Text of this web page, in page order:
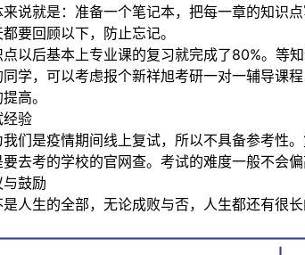
来说就是：准备一个笔记本，把每一章的知识
要回顾以下，防止忘记。
点以后基本上专业课的复习就完成了80%。等
同学，可以考虑报个新祥旭考研一对一辅导课
高。
经验
我们是疫情期间线上复试，所以不具备参考性
去考的学校的官网查。考试的难度一般不会
鼓励
人生的全部，无论成败与否，人生都还有很